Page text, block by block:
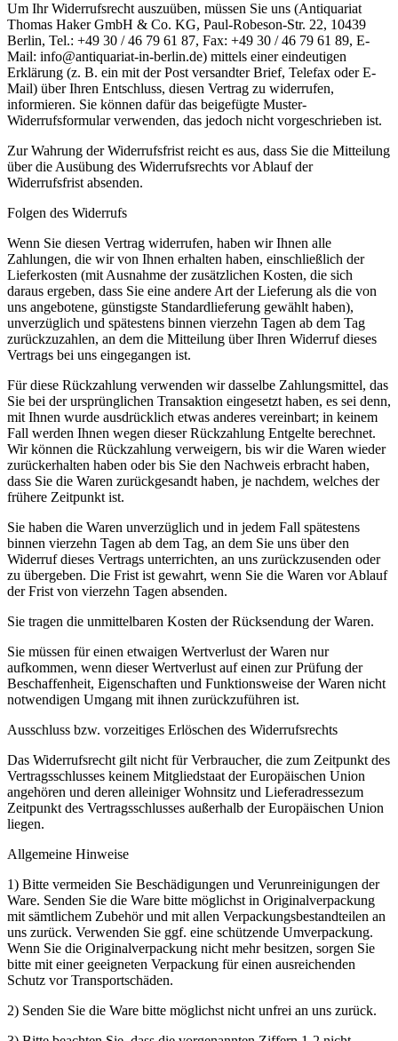
Um Ihr Widerrufsrecht auszuüben, müssen Sie uns (Antiquariat
Thomas Haker GmbH & Co. KG, Paul-Robeson-Str. 22, 10439
Berlin, Tel.: +49 30 / 46 79 61 87, Fax: +49 30 / 46 79 61 89, E-
Mail: info@antiquariat-in-berlin.de) mittels einer eindeutigen
Erklärung (z. B. ein mit der Post versandter Brief, Telefax oder E-
Mail) über Ihren Entschluss, diesen Vertrag zu widerrufen,
informieren. Sie können dafür das beigefügte Muster-
Widerrufsformular verwenden, das jedoch nicht vorgeschrieben ist.
Zur Wahrung der Widerrufsfrist reicht es aus, dass Sie die Mitteilung
über die Ausübung des Widerrufsrechts vor Ablauf der
Widerrufsfrist absenden.
Folgen des Widerrufs
Wenn Sie diesen Vertrag widerrufen, haben wir Ihnen alle
Zahlungen, die wir von Ihnen erhalten haben, einschließlich der
Lieferkosten (mit Ausnahme der zusätzlichen Kosten, die sich
daraus ergeben, dass Sie eine andere Art der Lieferung als die von
uns angebotene, günstigste Standardlieferung gewählt haben),
unverzüglich und spätestens binnen vierzehn Tagen ab dem Tag
zurückzuzahlen, an dem die Mitteilung über Ihren Widerruf dieses
Vertrags bei uns eingegangen ist.
Für diese Rückzahlung verwenden wir dasselbe Zahlungsmittel, das
Sie bei der ursprünglichen Transaktion eingesetzt haben, es sei denn,
mit Ihnen wurde ausdrücklich etwas anderes vereinbart; in keinem
Fall werden Ihnen wegen dieser Rückzahlung Entgelte berechnet.
Wir können die Rückzahlung verweigern, bis wir die Waren wieder
zurückerhalten haben oder bis Sie den Nachweis erbracht haben,
dass Sie die Waren zurückgesandt haben, je nachdem, welches der
frühere Zeitpunkt ist.
Sie haben die Waren unverzüglich und in jedem Fall spätestens
binnen vierzehn Tagen ab dem Tag, an dem Sie uns über den
Widerruf dieses Vertrags unterrichten, an uns zurückzusenden oder
zu übergeben. Die Frist ist gewahrt, wenn Sie die Waren vor Ablauf
der Frist von vierzehn Tagen absenden.
Sie tragen die unmittelbaren Kosten der Rücksendung der Waren.
Sie müssen für einen etwaigen Wertverlust der Waren nur
aufkommen, wenn dieser Wertverlust auf einen zur Prüfung der
Beschaffenheit, Eigenschaften und Funktionsweise der Waren nicht
notwendigen Umgang mit ihnen zurückzuführen ist.
Ausschluss bzw. vorzeitiges Erlöschen des Widerrufsrechts
Das Widerrufsrecht gilt nicht für Verbraucher, die zum Zeitpunkt des
Vertragsschlusses keinem Mitgliedstaat der Europäischen Union
angehören und deren alleiniger Wohnsitz und Lieferadressezum
Zeitpunkt des Vertragsschlusses außerhalb der Europäischen Union
liegen.
Allgemeine Hinweise
1) Bitte vermeiden Sie Beschädigungen und Verunreinigungen der
Ware. Senden Sie die Ware bitte möglichst in Originalverpackung
mit sämtlichem Zubehör und mit allen Verpackungsbestandteilen an
uns zurück. Verwenden Sie ggf. eine schützende Umverpackung.
Wenn Sie die Originalverpackung nicht mehr besitzen, sorgen Sie
bitte mit einer geeigneten Verpackung für einen ausreichenden
Schutz vor Transportschäden.
2) Senden Sie die Ware bitte möglichst nicht unfrei an uns zurück.